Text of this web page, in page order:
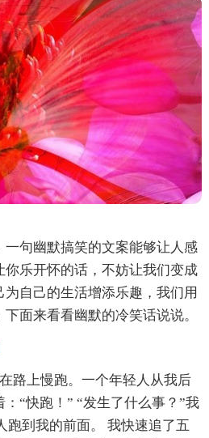
一句幽默搞笑的文案能够让人感
乐开怀的话，不妨让我们变成
自己的生活增添乐趣，我们用
面来看看幽默的冷笑话说说。
路上慢跑。一个年轻人从我后
“快跑！” “发生了什么事？”我
跑到我的前面。 我快速追了五